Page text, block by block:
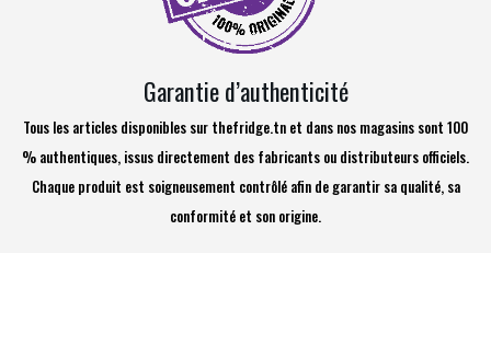
Garantie d’authenticité
Tous les articles disponibles sur thefridge.tn et dans nos magasins sont 100
% authentiques, issus directement des fabricants ou distributeurs officiels.
Chaque produit est soigneusement contrôlé afin de garantir sa qualité, sa
conformité et son origine.